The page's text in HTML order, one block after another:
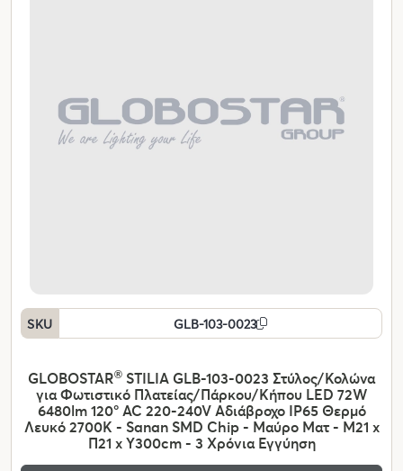
SKU GLB-103-0023
GLOBOSTAR® STILIA GLB-103-0023 Στύλος/Κολώνα
για Φωτιστικό Πλατείας/Πάρκου/Κήπου LED 72W
6480lm 120° AC 220-240V Αδιάβροχο IP65 Θερμό
Λευκό 2700K - Sanan SMD Chip - Μαύρο Ματ - Μ21 x
Π21 x Υ300cm - 3 Χρόνια Εγγύηση